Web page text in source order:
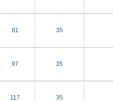
81 35
97 35
117 35